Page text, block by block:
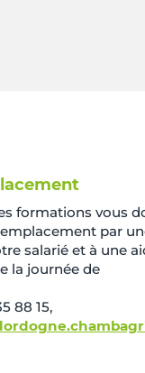
formations vous
par
salarié et à une
la journée de
88 15,